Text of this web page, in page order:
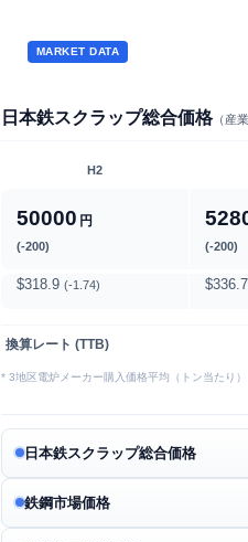
MARKET DATA
日本鉄スクラップ総合価格（産業
H2
50000 円
(-200) (-200)
$318.9 (-1.74)
換算レート (TTB)
* 3地区電炉メーカー購入価格平均（トン当たり）
日本鉄スクラップ総合価格
鉄鋼市場価格